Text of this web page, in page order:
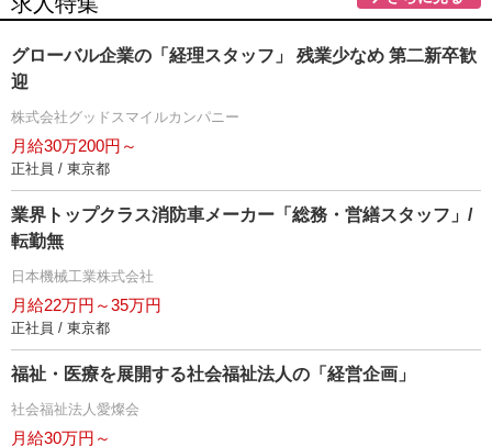
グローバル企業の「経理スタッフ」 残業少なめ 第二新卒歓
迎
株式会社グッドスマイルカンパニー
月給30万200円～
正社員 / 東京都
業界トップクラス消防車メーカー「総務・営繕スタッフ」/
転勤無
日本機械工業株式会社
月給22万円～35万円
正社員 / 東京都
福祉・医療を展開する社会福祉法人の「経営企画」
社会福祉法人愛燦会
月給30万円～